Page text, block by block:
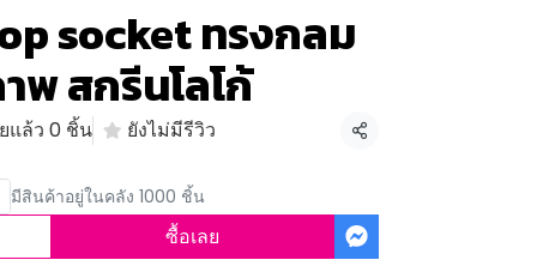
socket ทรงกลม
สกรีนโลโก้
แล้ว 0 ชิ้น ยังไม่มีรีวิว
แชร์
มีสินค้าอยู่ในคลัง 1000 ชิ้น
ซื้อเลย